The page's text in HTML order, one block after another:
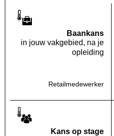
Baankans
in jouw vakgebied, na je
opleiding
Retailmedewerker
Kans op stage